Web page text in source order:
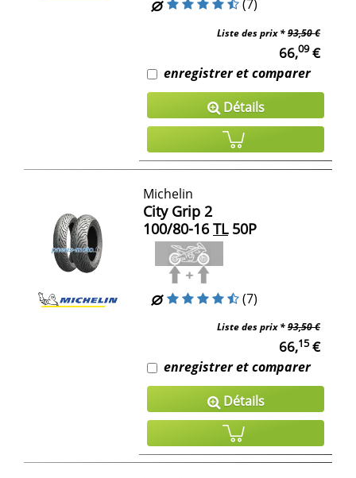
(7)
Liste des prix *93,50 €
66,09€
enregistrer et comparer
Détails
Michelin
City Grip 2
100/80-16 TL50P
(7)
Liste des prix *93,50 €
66,15€
enregistrer et comparer
Détails